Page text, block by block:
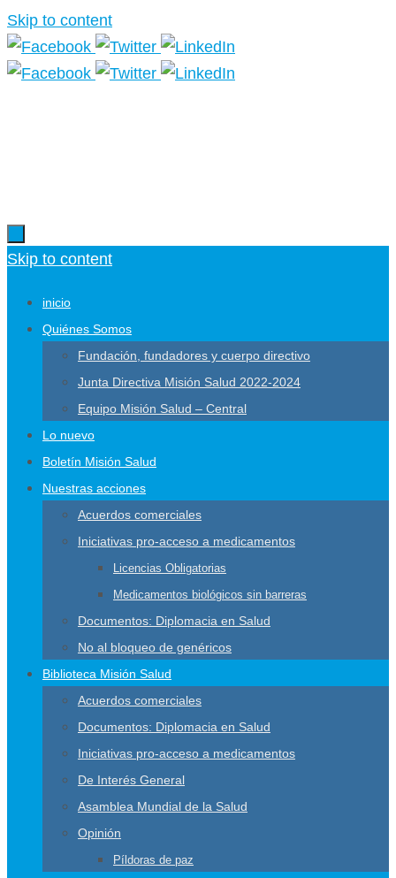
Skip to content
Skip to content
inicio
Quiénes Somos
Fundación, fundadores y cuerpo directivo
Junta Directiva Misión Salud 2022-2024
Equipo Misión Salud – Central
Lo nuevo
Boletín Misión Salud
Nuestras acciones
Acuerdos comerciales
Iniciativas pro-acceso a medicamentos
Licencias Obligatorias
Medicamentos biológicos sin barreras
Documentos: Diplomacia en Salud
No al bloqueo de genéricos
Biblioteca Misión Salud
Acuerdos comerciales
Documentos: Diplomacia en Salud
Iniciativas pro-acceso a medicamentos
De Interés General
Asamblea Mundial de la Salud
Opinión
Píldoras de paz
Más información.